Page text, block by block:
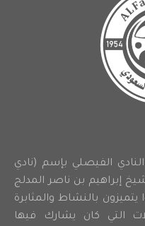
حرمه عام 1374 هـ النادي الفيصلي بإسم (نادي
إبراهيم بن ناصر المدلج
بالنشاط والمثابرة
التي كان يشارك فيها